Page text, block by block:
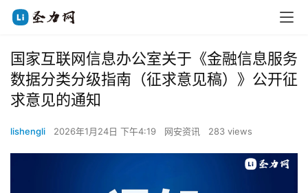
国家互联网信息办公室关于《金融信息服务
数据分类分级指南（征求意见稿）》公开征
求意见的通知
lishengli 2026年1月24日 下午4:19 网安资讯 283 views